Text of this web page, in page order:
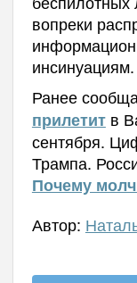
вопреки
инсинуациям.
Ранее
прилетитв
сентября.
Трампа.
Почему
Автор: